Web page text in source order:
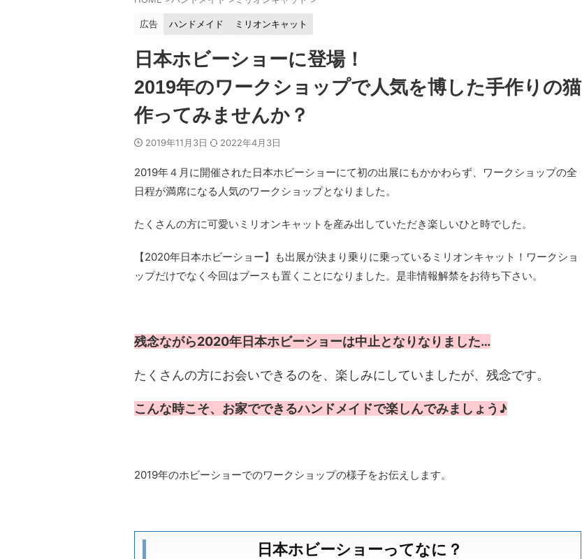
広告 ハンドメイド ミリオンキャット
日本ホビーショーに登場！
2019年のワークショップで人気を博した手作りの猫
作ってみませんか？
2019年11月3日 2022年4月3日
2019年４月に開催された日本ホビーショーにて初の出展にもかかわらず、ワークショップの全
日程が満席になる人気のワークショップとなりました。
たくさんの方に可愛いミリオンキャットを産み出していただき楽しいひと時でした。
【2020年日本ホビーショー】も出展が決まり乗りに乗っているミリオンキャット！ワークショ
ップだけでなく今回はブースも置くことになりました。是非情報解禁をお待ち下さい。
残念ながら2020年日本ホビーショーは中止となりなりました…
たくさんの方にお会いできるのを、楽しみにしていましたが、残念です。
こんな時こそ、お家でできるハンドメイドで楽しんでみましょう♪
2019年のホビーショーでのワークショップの様子をお伝えします。
日本ホビーショーってなに？